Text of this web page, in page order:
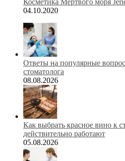
04.10.2020
Ответы на популярные
стоматолога
08.08.2026
Как выбрать красное вино к
действительно работают
05.08.2026